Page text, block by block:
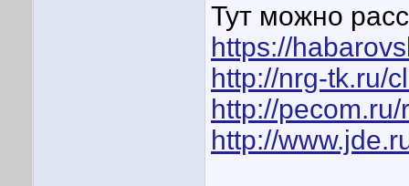
Тут можно
https://
http://nrg-tk.ru/
http://
http://